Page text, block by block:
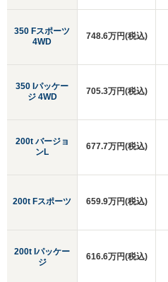
350 Fスポーツ
4WD
350 Iパッケー
ジ 4WD
200t バージョ
ンL
200t Fスポーツ
200t Iパッケー
ジ
748.6万円(税込)
705.3万円(税込)
677.7万円(税込)
659.9万円(税込)
616.6万円(税込)